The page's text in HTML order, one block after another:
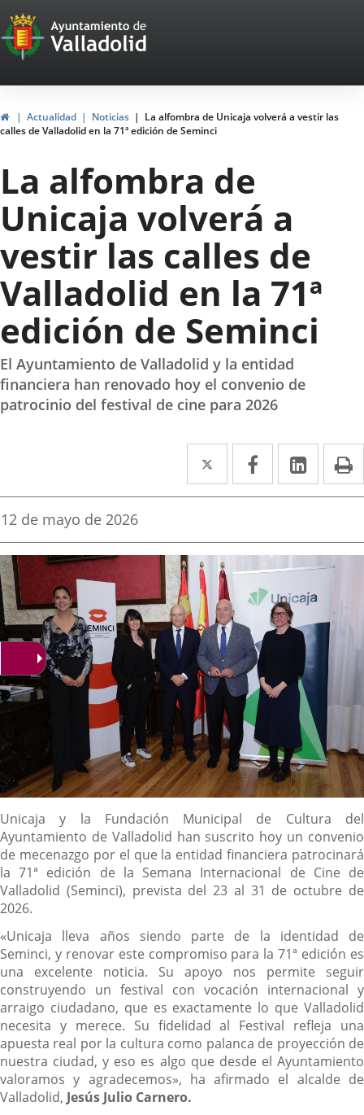
Portal
Web
del
Ayuntamiento
de
Valladolid
InicioActualidad Noticias
La alfombra de Unicaja volverá a vestir las
calles de Valladolid en la 71ª edición de Seminci
La alfombra de
Unicaja volverá a
vestir las calles de
Valladolid en la 71ª
edición de Seminci
El Ayuntamiento de Valladolid y la entidad
financiera han renovado hoy el convenio de
patrocinio del festival de cine para 2026
Twitter
Enlace
a
aplicación
externa.
Facebook
Enlace
a
aplicación
externa.
Enlace
a
Fecha
la
noticia
12 de mayo de 2026
Descripción
Unicaja y la Fundación Municipal de Cultura del
Ayuntamiento de Valladolid han suscrito hoy un convenio
de mecenazgo por el que la entidad financiera patrocinará
la 71ª edición de la Semana Internacional de Cine de
Valladolid (Seminci), prevista del 23 al 31 de octubre de
2026.
«Unicaja lleva años siendo parte de la identidad de
Seminci, y renovar este compromiso para la 71ª edición es
una excelente noticia. Su apoyo nos permite seguir
construyendo un festival con vocación internacional y
arraigo ciudadano, que es exactamente lo que Valladolid
necesita y merece. Su fidelidad al Festival refleja una
apuesta real por la cultura como palanca de proyección de
nuestra ciudad, y eso es algo que desde el Ayuntamiento
valoramos y agradecemos», ha afirmado el alcalde de
Valladolid, Jesús Julio Carnero.